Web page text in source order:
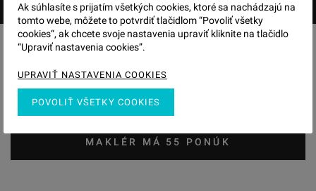
+421 948 863 836
seman@visualreal.sk
MAKLÉR MÁ 55 PONÚK
Ak súhlasíte s prijatím všetkých cookies, ktoré sa nachádzajú na
tomto webe, môžete to potvrdiť tlačidlom “Povoliť všetky
cookies“, ak chcete svoje nastavenia upraviť kliknite na tlačidlo
“Upraviť nastavenia cookies”.
UPRAVIŤ NASTAVENIA COOKIES
POVOLIŤ VŠETKY COOKIES